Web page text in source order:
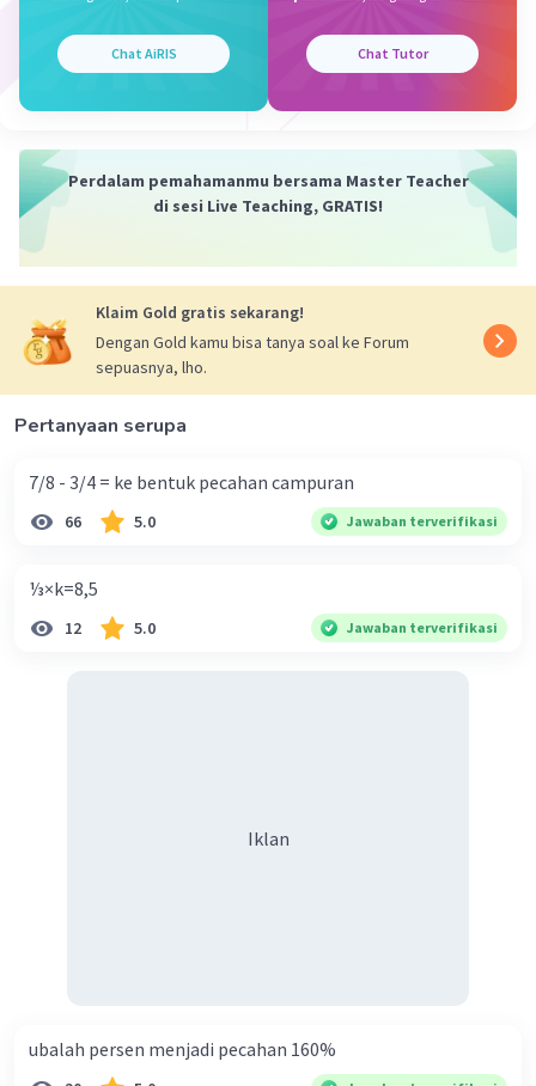
Chat AiRIS Chat Tutor
Perdalam pemahamanmu bersama Master Teacher
di sesi Live Teaching, GRATIS!
Klaim Gold gratis sekarang!
Dengan Gold kamu bisa tanya soal ke Forum
sepuasnya, lho.
Pertanyaan serupa
7/8 - 3/4 = ke bentuk pecahan campuran
66 5.0 Jawaban terverifikasi
⅓×k=8,5
12 5.0 Jawaban terverifikasi
Iklan
ubalah persen menjadi pecahan 160%